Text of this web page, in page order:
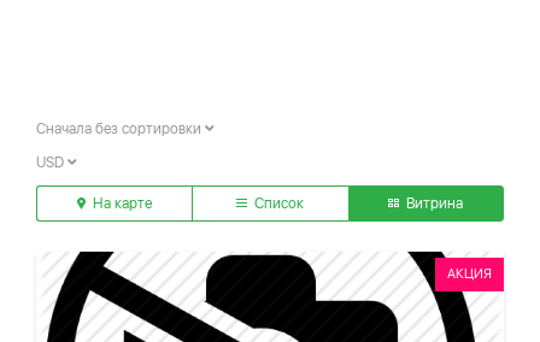
Сначала без сортировки
USD
На карте Список Витрина
АКЦИЯ